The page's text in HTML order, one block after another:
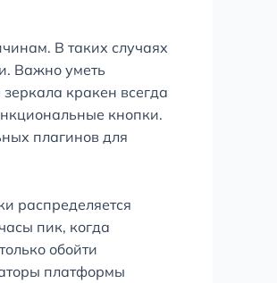
В таких случаях
Важно уметь
кракен всегда
кнопки.
плагинов для
распределяется
пик, когда
обойти
платформы